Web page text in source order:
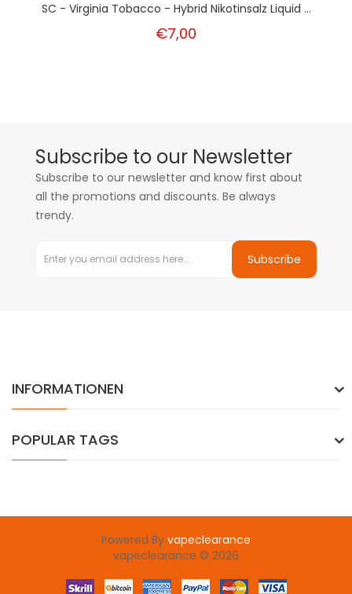
SC - Virginia Tobacco - Hybrid Nikotinsalz Liquid ...
€7,00
Subscribe to our Newsletter
Subscribe to our newsletter and know first about
all the promotions and discounts. Be always
trendy.
Subscribe
INFORMATIONEN
POPULAR TAGS
Powered By vapeclearance
vapeclearance © 2026